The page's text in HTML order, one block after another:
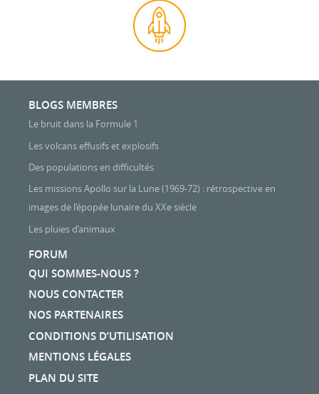
BLOGS MEMBRES
Le bruit dans la Formule 1
Les volcans effusifs et explosifs
Des populations en difficultés
Les missions Apollo sur la Lune (1969-72) : rétrospective en
images de l’épopée lunaire du XXe siècle
Les pluies d’animaux
FORUM
QUI SOMMES-NOUS ?
NOUS CONTACTER
NOS PARTENAIRES
CONDITIONS D’UTILISATION
MENTIONS LÉGALES
PLAN DU SITE